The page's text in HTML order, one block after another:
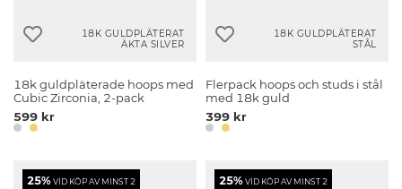
18K GULDPLÄTERAT
ÄKTA SILVER
18k guldpläterade hoops med
Cubic Zirconia, 2-pack
599 kr
18K GULDPLÄTERAT
STÅL
Flerpack hoops och studs i stål
med 18k guld
399 kr
25%VID KÖP AV MINST 2 25%VID KÖP AV MINST 2